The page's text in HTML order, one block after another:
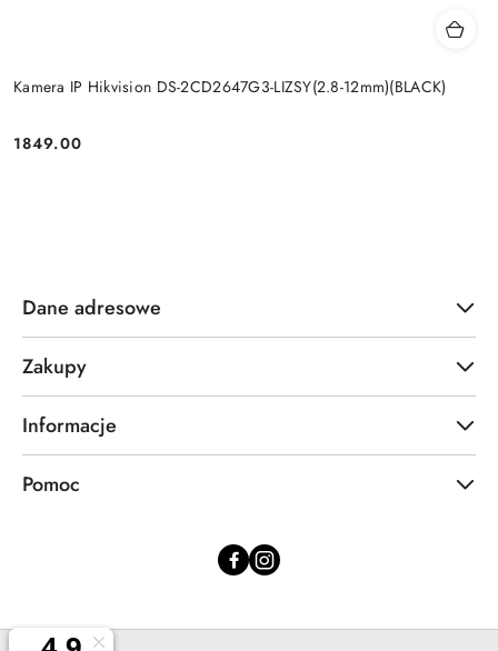
Kamera IP Hikvision DS-2CD2647G3-LIZSY(2.8-12mm)(BLACK)
Cena:
1849.00
Dane adresowe
Zakupy
Informacje
Pomoc